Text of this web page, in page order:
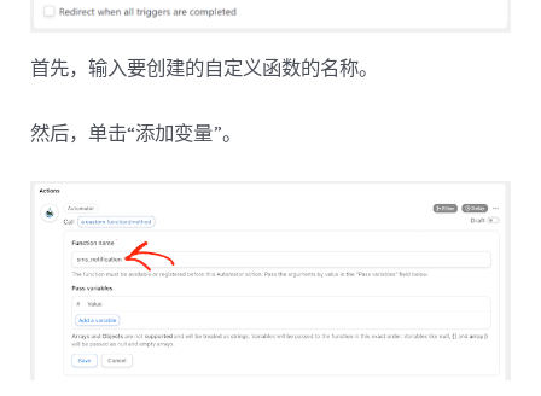
首先，输入要创建的自定义函数的名称。
然后，单击“添加变量”。